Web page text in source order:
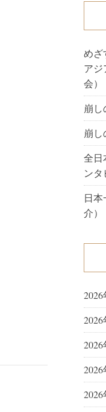
めざ
アジ
会）
崩し
崩し
全日
ンタ
日
介）
2026
2026
2026
2026
2026